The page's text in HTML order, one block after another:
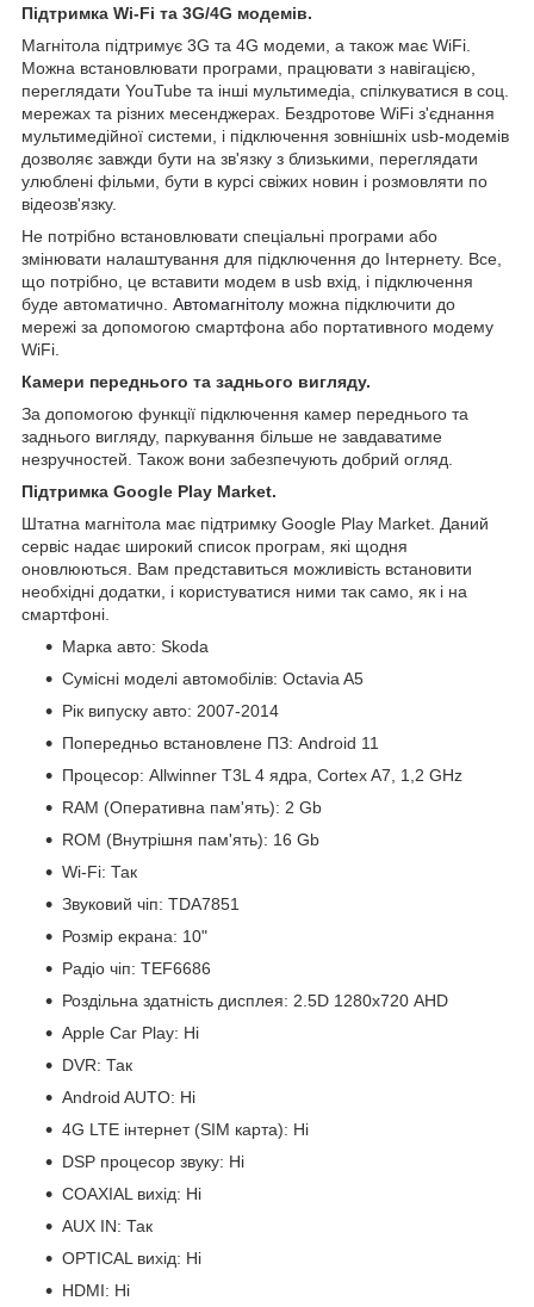
Підтримка Wi-Fi та 3G/4G модемів.
Магнітола підтримує 3G та 4G модеми, а також має WiFi.
Можна встановлювати програми, працювати з навігацією,
переглядати YouTube та інші мультимедіа, спілкуватися в соц.
мережах та різних месенджерах. Бездротове WiFi з'єднання
мультимедійної системи, і підключення зовнішніх usb-модемів
дозволяє завжди бути на зв'язку з близькими, переглядати
улюблені фільми, бути в курсі свіжих новин і розмовляти по
відеозв'язку.
Не потрібно встановлювати спеціальні програми або
змінювати налаштування для підключення до Інтернету. Все,
що потрібно, це вставити модем в usb вхід, і підключення
буде автоматично. Автомагнітолу можна підключити до
мережі за допомогою смартфона або портативного модему
WiFi.
Камери переднього та заднього вигляду.
За допомогою функції підключення камер переднього та
заднього вигляду, паркування більше не завдаватиме
незручностей. Також вони забезпечують добрий огляд.
Підтримка Google Play Market.
Штатна магнітола має підтримку Google Play Market. Даний
сервіс надає широкий список програм, які щодня
оновлюються. Вам представиться можливість встановити
необхідні додатки, і користуватися ними так само, як і на
смартфоні.
Марка авто: Skoda
Сумісні моделі автомобілів: Octavia A5
Рік випуску авто: 2007-2014
Попередньо встановлене ПЗ: Android 11
Процесор: Allwinner T3L 4 ядра, Cortex A7, 1,2 GHz
RAM (Оперативна пам'ять): 2 Gb
ROM (Внутрішня пам'ять): 16 Gb
Wi-Fi: Так
Звуковий чіп: TDA7851
Розмір екрана: 10"
Радіо чіп: TEF6686
Роздільна здатність дисплея: 2.5D 1280х720 AHD
Apple Car Play: Ні
DVR: Так
Android AUTO: Ні
4G LTE інтернет (SIM карта): Ні
DSP процесор звуку: Ні
COAXIAL вихід: Ні
AUX IN: Так
OPTICAL вихід: Ні
HDMI: Ні